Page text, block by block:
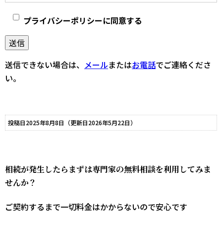
個人情報をご提供頂く際に、明示した目的の範囲を超え
てお客様の個人情報を利用する必要が生じた場合には、
利用します。
当社は当ウェブサイトを訪問されたお客さまのプライバ
当社はプライバシーポリシーに関する方針を改定するこ
とがございます。
その場合すべての改定はこのウェブサイトで通知いたし
プライバシーポリシーに同意する
送信できない場合は、 メールまたはお電話でご連絡くださ
い。
投稿日2025年8月8日 （更新日2026年5月22日）
相続が発生したらまずは専門家の無料相談を利用してみま
せんか？
ご契約するまで一切料金はかからないので安心です